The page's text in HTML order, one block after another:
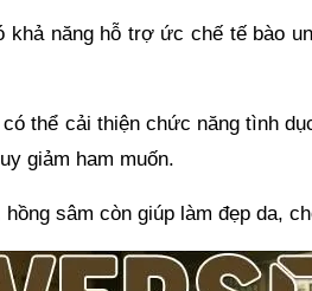
khả năng hỗ trợ ức chế tế bào
thể cải thiện chức năng tình
giảm ham muốn.
sâm còn giúp làm đẹp da,